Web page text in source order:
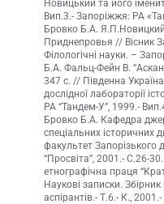
Новицький та його
Вип.3.- Запоріжжя: РА
Бровко Б.А.
Приднепровья // Вісник
Філологічні науки. –
Б.А. Фальц-Фейн В.
347 с. // Південна
дослідної лабораторії
РА “Тандем-У”, 1999.-
Бровко Б.А. Кафедра
спеціальних історичних
факультет Запорізького
“Просвіта”, 2001.- С.26-
етнографічна праця
Наукові записки.
аспірантів.- Т.6.- К.,